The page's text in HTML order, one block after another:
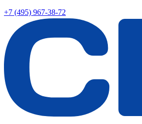
+7 (495) 967-38-72